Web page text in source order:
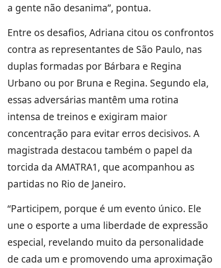
a gente não desanima”, pontua.
Entre os desafios, Adriana citou os confrontos
contra as representantes de São Paulo, nas
duplas formadas por Bárbara e Regina
Urbano ou por Bruna e Regina. Segundo ela,
essas adversárias mantêm uma rotina
intensa de treinos e exigiram maior
concentração para evitar erros decisivos. A
magistrada destacou também o papel da
torcida da AMATRA1, que acompanhou as
partidas no Rio de Janeiro.
“Participem, porque é um evento único. Ele
une o esporte a uma liberdade de expressão
especial, revelando muito da personalidade
de cada um e promovendo uma aproximação